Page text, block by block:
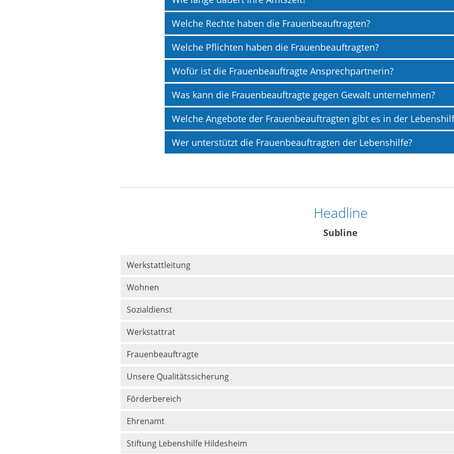
Welche Rechte haben die Frauenbeauftragten?
Welche Pflichten haben die Frauenbeauftragten?
Wofür ist die Frauenbeauftragte Ansprechpartnerin?
Was kann die Frauenbeauftragte gegen Gewalt unternehmen?
Welche Angebote der Frauenbeauftragten gibt es in der
Wer unterstützt die Frauenbeauftragten der Lebenshilfe?
Headline
Subline
Werkstattleitung
Wohnen
Sozialdienst
Werkstattrat
Frauenbeauftragte
Unsere Qualitätssicherung
Förderbereich
Ehrenamt
Stiftung Lebenshilfe Hildesheim